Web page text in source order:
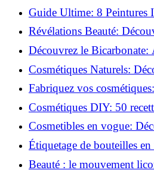
Bien-être Optimal!
Guide Ultime: 8 Peintures
Bois Extérieurs!
Révélations Beauté:
Thé Vert Matcha!
Découvrez le Bicarbonate:
pour Votre Quotidien!
Cosmétiques Naturels:
Beauté Éco-responsables!
Fabriquez vos
produits de beauté maison!
Cosmétiques DIY: 50
pour sublimer votre beauté
Cosmetibles en vogue:
100% comestible!
Étiquetage de bouteilles
astuces incontournables!
Beauté : le mouvement